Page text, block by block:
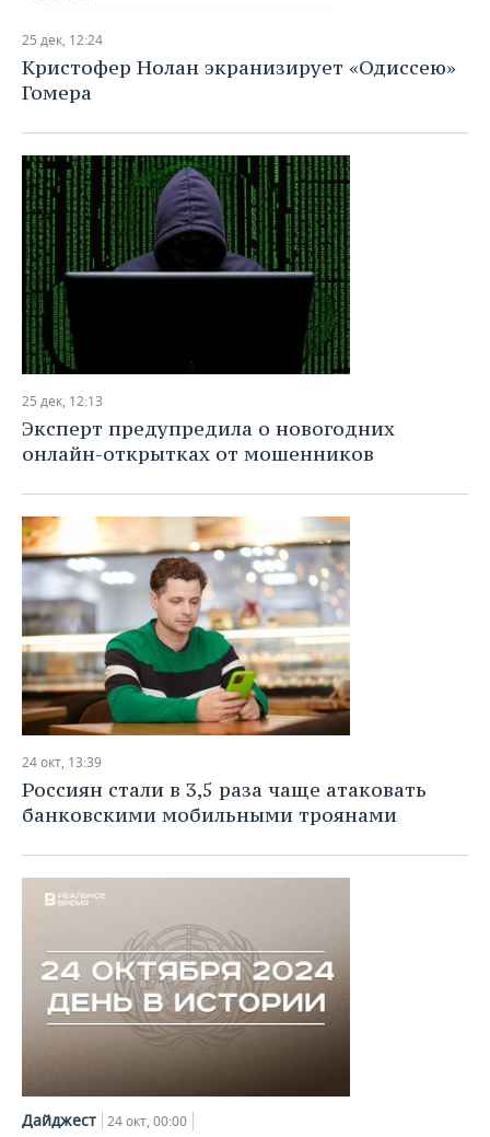
25 дек, 12:24
Кристофер Нолан экранизирует «Одиссею»
Гомера
25 дек, 12:13
Эксперт предупредила о новогодних
онлайн-открытках от мошенников
24 окт, 13:39
Россиян стали в 3,5 раза чаще атаковать
банковскими мобильными троянами
Дайджест 24 окт, 00:00